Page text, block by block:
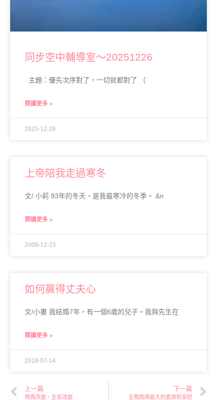
同步空中輔導室～20251226
主題：優先次序對了，一切就都對了 （
閱讀更多 »
2025-12-28
上帝陪我走過寒冬
文/ 小莉 93年的冬天，是我最寒冷的冬季。 &n
閱讀更多 »
2008-12-23
如何贏得丈夫心
文/小婁 我結婚7年，有一個6歲的兒子。我與先生在
閱讀更多 »
2018-07-14
上一篇
媽媽改變，全家改變
下一篇
全職媽媽最大的喜樂和安慰